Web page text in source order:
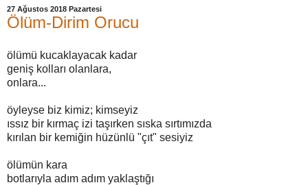
27 Ağustos 2018 Pazartesi
Ölüm-Dirim Orucu
ölümü kucaklayacak kadar
geniş kolları olanlara,
onlara...
öyleyse biz kimiz; kimseyiz
ıssız bir kırmaç izi taşırken sıska sırtımızda
kırılan bir kemiğin hüzünlü "çıt" sesiyiz
ölümün kara
botlarıyla adım adım yaklaştığı